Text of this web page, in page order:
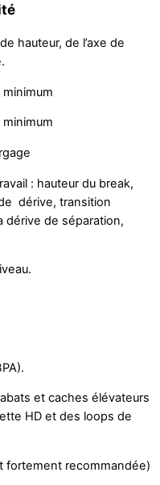
hauteur, de l’axe de
minimum
: hauteur du break,
dérive, transition
dérive de séparation,
et caches élévateurs
HD et des loops de
fortement recommandée)